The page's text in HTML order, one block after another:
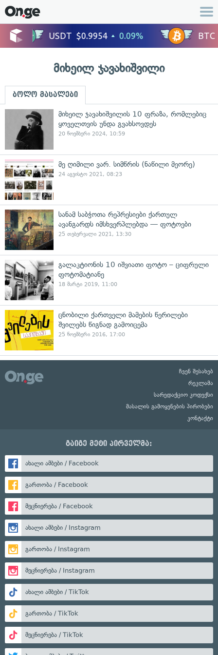
მიხეილ ჯავახიშვილი
ბოლო მასალები
მიხეილ ჯავახიშვილის 10 ფრაზა, რომლებიც
ყოველთვის უნდა გვახსოვდეს
20 ნოემბერი 2024, 10:59
მე ღიმილი ვარ. სიმწრის (ნაწილი მეორე)
24 აგვისტო 2021, 08:23
სანამ საბჭოთა რეპრესიები ქართულ
ავანგარდს იმსხვერპლებდა — ფოტოები
25 თებერვალი 2021, 13:30
გალაკტიონის 10 იშვიათი ფოტო – ციფრული
ფოტომატიანე
18 მარტი 2019, 11:00
ცნობილი ქართველი მამების წერილები
შვილებს წიგნად გამოიცემა
25 ნოემბერი 2016, 17:00
ჩვენ შესახებ
რეკლამა
სარედაქციო კოდექსი
მასალის გამოყენების პირობები
კონტაქტი
გაიგე მეტი პირველმა:
ახალი ამბები / Facebook
გართობა / Facebook
მეცნიერება / Facebook
ახალი ამბები / Instagram
გართობა / Instagram
მეცნიერება / Instagram
ახალი ამბები / TikTok
გართობა / TikTok
მეცნიერება / TikTok